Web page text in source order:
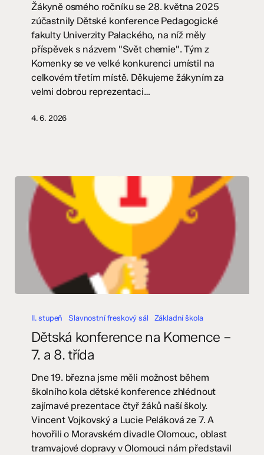
ročník
Žákyně osmého ročníku se 28. května 2025
zúčastnily Dětské konference Pedagogické
fakulty Univerzity Palackého, na níž měly
příspěvek s názvem "Svět chemie". Tým z
Komenky se ve velké konkurenci umístil na
celkovém třetím místě. Děkujeme žákyním za
velmi dobrou reprezentaci…
4. 6. 2026
konference
Komence
třída
II. stupeň Slavnostní freskový sál Základní škola
Dětská konference na Komence –
7. a 8. třída
Dne 19. března jsme měli možnost během
školního kola dětské konference zhlédnout
zajímavé prezentace čtyř žáků naší školy.
Vincent Vojkovský a Lucie Peláková ze 7. A
hovořili o Moravském divadle Olomouc, oblast
tramvajové dopravy v Olomouci nám představil